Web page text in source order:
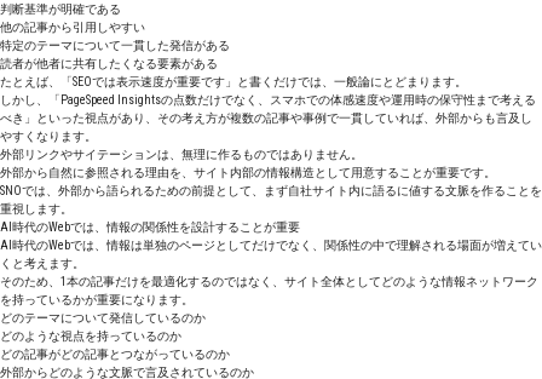
判断基準が明確である
他の記事から引用しやすい
特定のテーマについて一貫した発信がある
読者が他者に共有したくなる要素がある
たとえば、「SEOでは表示速度が重要です」と書くだけでは、一般論にとどまります。
しかし、「PageSpeed Insightsの点数だけでなく、スマホでの体感速度や運用時の保守性まで考える
べき」といった視点があり、その考え方が複数の記事や事例で一貫していれば、外部からも言及し
やすくなります。
外部リンクやサイテーションは、無理に作るものではありません。
外部から自然に参照される理由を、サイト内部の情報構造として用意することが重要です。
SNOでは、外部から語られるための前提として、まず自社サイト内に語るに値する文脈を作ることを
重視します。
AI時代のWebでは、情報の関係性を設計することが重要
AI時代のWebでは、情報は単独のページとしてだけでなく、関係性の中で理解される場面が増えてい
くと考えます。
そのため、1本の記事だけを最適化するのではなく、サイト全体としてどのような情報ネットワーク
を持っているかが重要になります。
どのテーマについて発信しているのか
どのような視点を持っているのか
どの記事がどの記事とつながっているのか
外部からどのような文脈で言及されているのか